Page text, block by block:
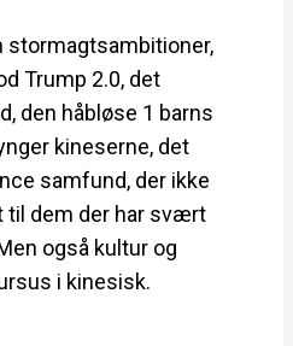
stormagtsambitioner,
Trump 2.0, det
den håbløse 1 barns
kineserne, det
samfund, der ikke
til dem der har svært
også kultur og
i kinesisk.